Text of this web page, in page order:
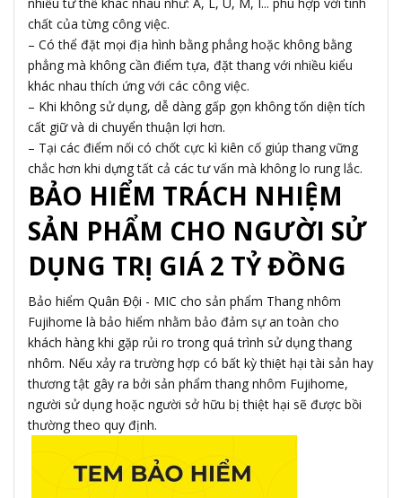
chất của từng công việc.
– Có thể đặt mọi địa hình bằng phẳng hoặc không bằng
phẳng mà không cần điểm tựa, đặt thang với nhiều kiểu
khác nhau thích ứng với các công việc.
– Khi không sử dụng, dễ dàng gấp gọn không tốn diện tích
cất giữ và di chuyển thuận lợi hơn.
– Tại các điểm nối có chốt cực kì kiên cố giúp thang vững
chắc hơn khi dựng tất cả các tư vấn mà không lo rung lắc.
BẢO HIỂM TRÁCH NHIỆM
SẢN PHẨM CHO NGƯỜI SỬ
DỤNG TRỊ GIÁ 2 TỶ ĐỒNG
Bảo hiểm Quân Đội - MIC cho sản phẩm Thang nhôm
Fujihome là bảo hiểm nhằm bảo đảm sự an toàn cho
khách hàng khi gặp rủi ro trong quá trình sử dụng thang
nhôm. Nếu xảy ra trường hợp có bất kỳ thiệt hại tài sản hay
thương tật gây ra bởi sản phẩm thang nhôm Fujihome,
người sử dụng hoặc người sở hữu bị thiệt hại sẽ được bồi
thường theo quy định.